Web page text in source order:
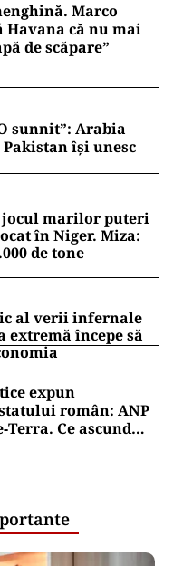
Marco
Havana că nu mai
de scăpare”
sunnit”: Arabia
își unesc
marilor puteri
în Niger. Miza:
de tone
al verii infernale
extremă începe să
expun
român: ANP
Ce ascund